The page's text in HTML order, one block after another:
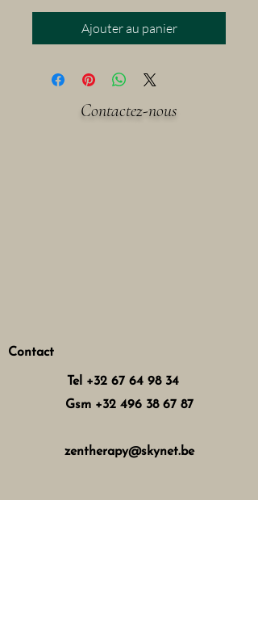
Ajouter au panier
Contactez-nous
Contact
Tel +32 67 64 98 34
Gsm +32 496 38 67 87
zentherapy@skynet.be